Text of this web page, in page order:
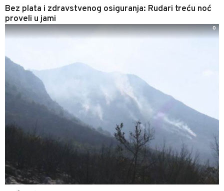
Bez plata i zdravstvenog osiguranja: Rudari treću noć
proveli u jami
0